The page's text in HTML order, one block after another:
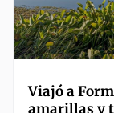
Viajó a
amarillas y